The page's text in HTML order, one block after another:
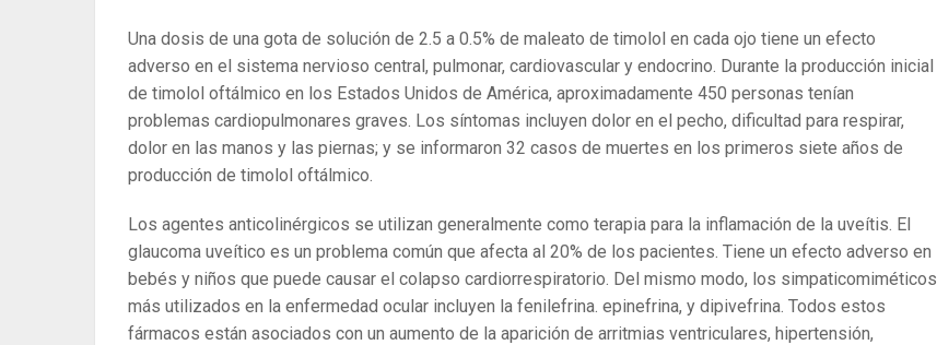
Una dosis de una gota de solución de 2.5 a 0.5% de maleato de timolol en cada ojo tiene un efecto
adverso en el sistema nervioso central, pulmonar, cardiovascular y endocrino. Durante la producción inicial
de timolol oftálmico en los Estados Unidos de América, aproximadamente 450 personas tenían
problemas cardiopulmonares graves. Los síntomas incluyen dolor en el pecho, dificultad para respirar,
dolor en las manos y las piernas; y se informaron 32 casos de muertes en los primeros siete años de
producción de timolol oftálmico.
Los agentes anticolinérgicos se utilizan generalmente como terapia para la inflamación de la uveítis. El
glaucoma uveítico es un problema común que afecta al 20% de los pacientes. Tiene un efecto adverso en
bebés y niños que puede causar el colapso cardiorrespiratorio. Del mismo modo, los simpaticomiméticos
más utilizados en la enfermedad ocular incluyen la fenilefrina. epinefrina, y dipivefrina. Todos estos
fármacos están asociados con un aumento de la aparición de arritmias ventriculares, hipertensión,